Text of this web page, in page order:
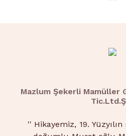
Mazlum Şekerli Mamüller
'' Hikayemiz, 19.